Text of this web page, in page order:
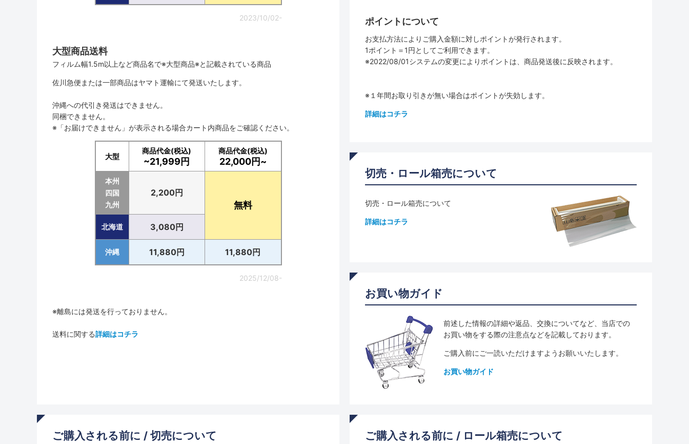
2023/10/02-
大型商品送料
フィルム幅1.5m以上など商品名で※大型商品※と記載されている商品
佐川急便または一部商品はヤマト運輸にて発送いたします。
沖縄への代引き発送はできません。
同梱できません。
※「お届けできません」が表示される場合カート内商品をご確認ください。
大型
商品代金(税込)
~21,999円
商品代金(税込)
22,000円~
本州
四国
九州
2,200円
無料
北海道 3,080円
沖縄 11,880円 11,880円
2025/12/08-
※離島には発送を行っておりません。
送料に関する詳細はコチラ
ポイントについて
お支払方法によりご購入金額に対しポイントが発行されます。
1ポイント＝1円としてご利用できます。
※2022/08/01システムの変更によりポイントは、商品発送後に反映されます。
※１年間お取り引きが無い場合はポイントが失効します。
詳細はコチラ
切売・ロール箱売について
切売・ロール箱売について
詳細はコチラ
お買い物ガイド
前述した情報の詳細や返品、交換についてなど、当店での
お買い物をする際の注意点などを記載しております。
ご購入前にご一読いただけますようお願いいたします。
お買い物ガイド
ご購入される前に / 切売について ご購入される前に / ロール箱売について